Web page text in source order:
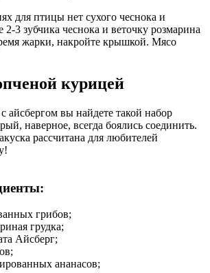
для птицы нет сухого чеснока и
2-3 зубчика чеснока и веточку розмарина
жарки, накройте крышкой. Мясо
курицей
айсбергом вы найдете такой набор
наверное, всегда боялись соединить.
рассчитана для любителей
грибов;
грудка;
Айсберг;
ананасов;